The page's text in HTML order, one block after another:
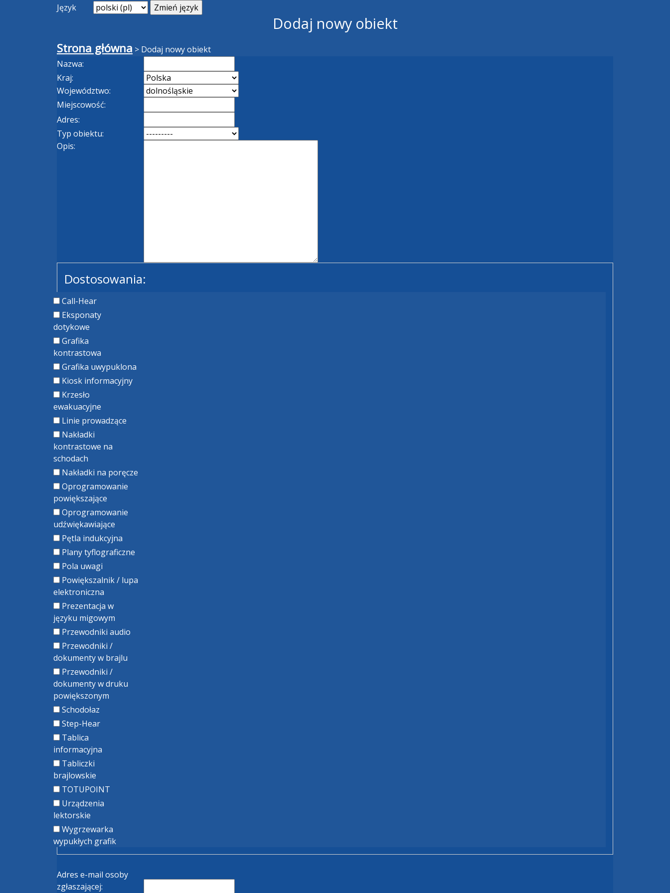
Język
Dodaj nowy obiekt
Strona główna > Dodaj nowy obiekt
Nazwa:
Kraj:
Województwo:
Miejscowość:
Adres:
Typ obiektu:
Opis:
Dostosowania:
Call-Hear
dotykowe
kontrastowa
Grafika uwypuklona
Kiosk informacyjny
ewakuacyjne
Linie prowadzące
kontrastowe na
schodach
Nakładki na poręcze
powiększające
udźwiękawiające
Pętla indukcyjna
Plany tyflograficzne
Pola uwagi
elektroniczna
języku migowym
Przewodniki audio
dokumenty w brajlu
dokumenty w druku
powiększonym
Schodołaz
Step-Hear
informacyjna
brajlowskie
TOTUPOINT
lektorskie
wypukłych grafik
Adres e-mail osoby
zgłaszającej: